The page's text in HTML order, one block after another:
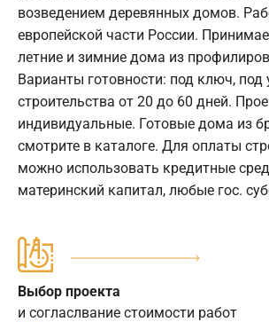
возведением деревянных домов.
европейской части России.
летние и зимние дома из
Варианты готовности: под ключ, под
строительства от 20 до 60 дней.
индивидуальные. Готовые дома из
смотрите в каталоге. Для оплаты
можно использовать кредитные
материнский капитал, любые гос.
Выбор проекта
и согласлвание стоимости работ